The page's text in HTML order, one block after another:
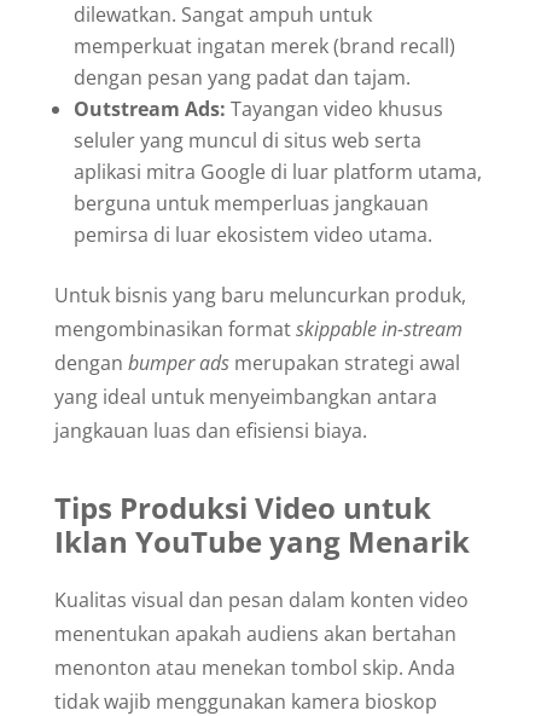
dilewatkan. Sangat ampuh untuk
memperkuat ingatan merek (brand recall)
dengan pesan yang padat dan tajam.
Outstream Ads: Tayangan video khusus
seluler yang muncul di situs web serta
aplikasi mitra Google di luar platform utama,
berguna untuk memperluas jangkauan
pemirsa di luar ekosistem video utama.
Untuk bisnis yang baru meluncurkan produk,
mengombinasikan formatskippable in-stream
dengan bumper adsmerupakan strategi awal
yang ideal untuk menyeimbangkan antara
jangkauan luas dan efisiensi biaya.
Tips Produksi Video untuk
Iklan YouTube yang Menarik
Kualitas visual dan pesan dalam konten video
menentukan apakah audiens akan bertahan
menonton atau menekan tombol skip. Anda
tidak wajib menggunakan kamera bioskop